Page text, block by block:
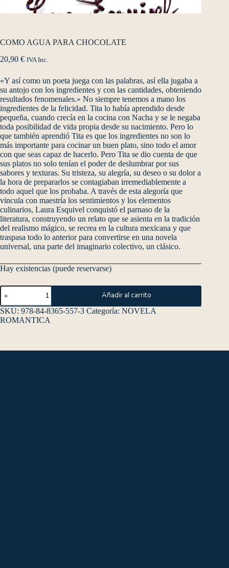
COMO AGUA PARA CHOCOLATE
20,90 € IVA Inc.
«Y así como un poeta juega con las palabras, así ella jugaba a
su antojo con los ingredientes y con las cantidades, obteniendo
resultados fenomenales.» No siempre tenemos a mano los
ingredientes de la felicidad. Tita lo había aprendido desde
pequeña, cuando crecía en la cocina con Nacha y se le negaba
toda posibilidad de vida propia desde su nacimiento. Pero lo
que también aprendió Tita es que los ingredientes no son lo
más importante para cocinar un buen plato, sino todo el amor
con que seas capaz de hacerlo. Pero Tita se dio cuenta de que
sus platos no solo tenían el poder de deslumbrar por sus
sabores y texturas. Su tristeza, su alegría, su deseo o su dolor a
la hora de prepararlos se contagiaban irremediablemente a
todo aquel que los probaba. A través de esta alegoría que
vincula con maestría los sentimientos y los elementos
culinarios, Laura Esquivel conquistó el parnaso de la
literatura, construyendo un relato que se asienta en la tradición
del realismo mágico, se recrea en la cultura mexicana y que
traspasa todo lo anterior para convertirse en una novela
universal, una parte del imaginario colectivo, un clásico.
Hay existencias (puede reservarse)
Añadir al carrito
SKU: 978-84-8365-557-3 Categoría: NOVELA
ROMANTICA